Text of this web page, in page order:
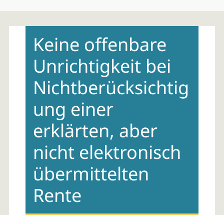
contentKeine offenbare
Unrichtigkeit bei
Nichtberücksichtig
ung einer
erklärten, aber
nicht elektronisch
übermittelten
Rente